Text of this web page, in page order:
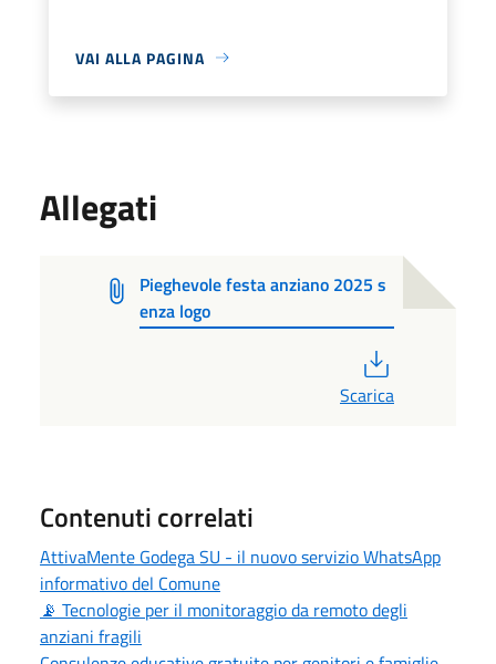
VAI ALLA PAGINA
Allegati
Pieghevole festa anziano 2025 s
enza logo
Scarica
Contenuti correlati
AttivaMente Godega SU - il nuovo servizio WhatsApp
informativo del Comune
📡 Tecnologie per il monitoraggio da remoto degli
anziani fragili